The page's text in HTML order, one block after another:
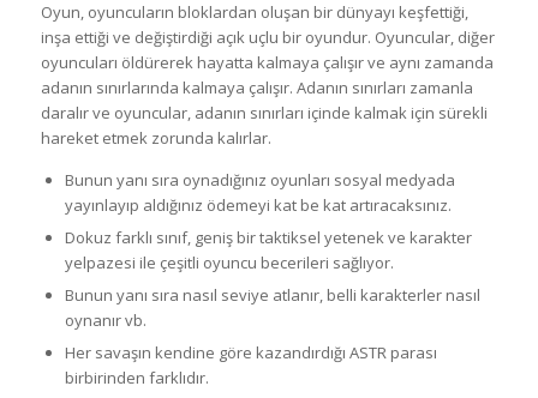
Oyun, oyuncuların bloklardan oluşan bir dünyayı keşfettiği,
inşa ettiği ve değiştirdiği açık uçlu bir oyundur. Oyuncular, diğer
oyuncuları öldürerek hayatta kalmaya çalışır ve aynı zamanda
adanın sınırlarında kalmaya çalışır. Adanın sınırları zamanla
daralır ve oyuncular, adanın sınırları içinde kalmak için sürekli
hareket etmek zorunda kalırlar.
Bunun yanı sıra oynadığınız oyunları sosyal medyada
yayınlayıp aldığınız ödemeyi kat be kat artıracaksınız.
Dokuz farklı sınıf, geniş bir taktiksel yetenek ve karakter
yelpazesi ile çeşitli oyuncu becerileri sağlıyor.
Bunun yanı sıra nasıl seviye atlanır, belli karakterler nasıl
oynanır vb.
Her savaşın kendine göre kazandırdığı ASTR parası
birbirinden farklıdır.